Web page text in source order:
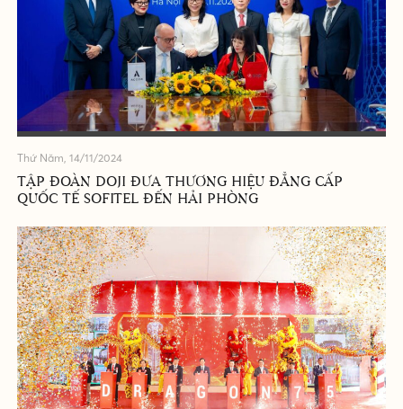
Thứ Năm, 14/11/2024
TẬP ĐOÀN DOJI ĐƯA THƯƠNG HIỆU ĐẲNG CẤP
QUỐC TẾ SOFITEL ĐẾN HẢI PHÒNG